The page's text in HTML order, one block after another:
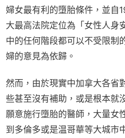
婦女最有利的墮胎條件，並自
大最高法院定位為「女性人身
中的任何階段都可以不受限制
婦的意見為依歸。
然而，由於現實中加拿大各省
些甚至沒有補助，或是根本就
願意施行墮胎的醫師，大量女
到多倫多或是温哥華等大城市